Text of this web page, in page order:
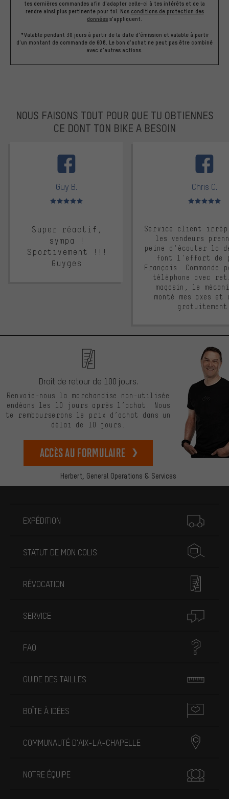
tes dernières commandes afin d'adapter celle-ci à tes intérêts et de la
rendre ainsi plus pertinente pour toi. Nos conditions de protection des
données s'appliquent.
*Valable pendant 30 jours à partir de la date d'émission et valable à partir
d'un montant de commande de 60€. Le bon d'achat ne peut pas être combiné
avec d'autres actions.
NOUS FAISONS TOUT POUR QUE TU OBTIENNES
CE DONT TON BIKE A BESOIN
Guy B.
Note moyenne : 5 sur 5
Super réactif,
sympa !
Sportivement !!!
Guyges
Chris C.
Note moyenne :
Service client
les vendeurs
peine d'écouter la
font l'effort de
Français. Commande
téléphone avec
magasin, le
monté mes axes et
Herbert, General Operations & Services
Droit de retour de 100 jours.
Renvoie-nous la marchandise non-utilisée
endéans les 10 jours après l’achat. Nous
te rembourserons le prix d’achat dans un
délai de 10 jours.
Accès au formulaire
EXPÉDITION
STATUT DE MON COLIS
RÉVOCATION
SERVICE
FAQ
GUIDE DES TAILLES
BOÎTE À IDÉES
COMMUNAUTÉ D'AIX-LA-CHAPELLE
NOTRE ÉQUIPE